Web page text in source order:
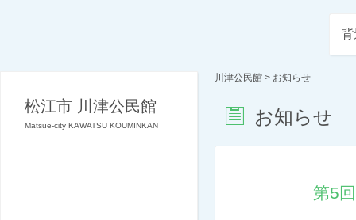
松江市 川津公民館
Matsue-city KAWATSU KOUMINKAN
背
川津公民館 > お知らせ
お知らせ
第5